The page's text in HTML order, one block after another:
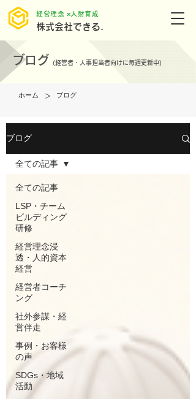
株式会社できる.
​経営理念 ×人財育成
ブログ (経営者・人事担当者向けに毎週更新中)
ホーム > ブログ
ブログ
全ての記事
LSP・チーム
ビルディング
研修
経営理念浸
透・人的資本
経営
経営者コーチ
ング
社外参謀・経
営伴走
事例・お客様
の声
SDGs・地域
活動
全ての記事